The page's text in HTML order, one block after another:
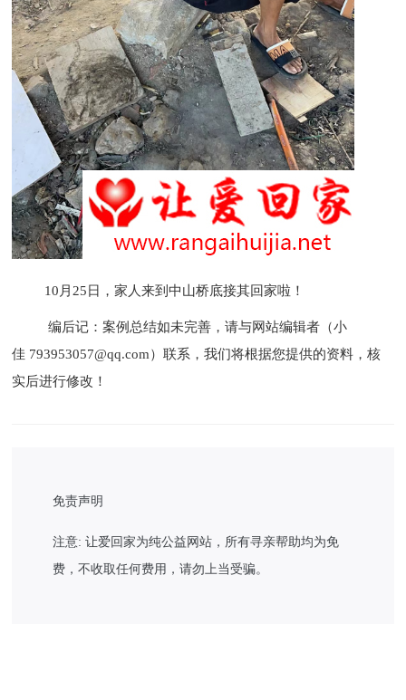
10月25日，家人来到中山桥底接其回家啦！
编后记：案例总结如未完善，请与网站编辑者（小
佳 793953057@qq.com）联系，我们将根据您提供的资料，核
实后进行修改！
免责声明
注意: 让爱回家为纯公益网站，所有寻亲帮助均为免
费，不收取任何费用，请勿上当受骗。